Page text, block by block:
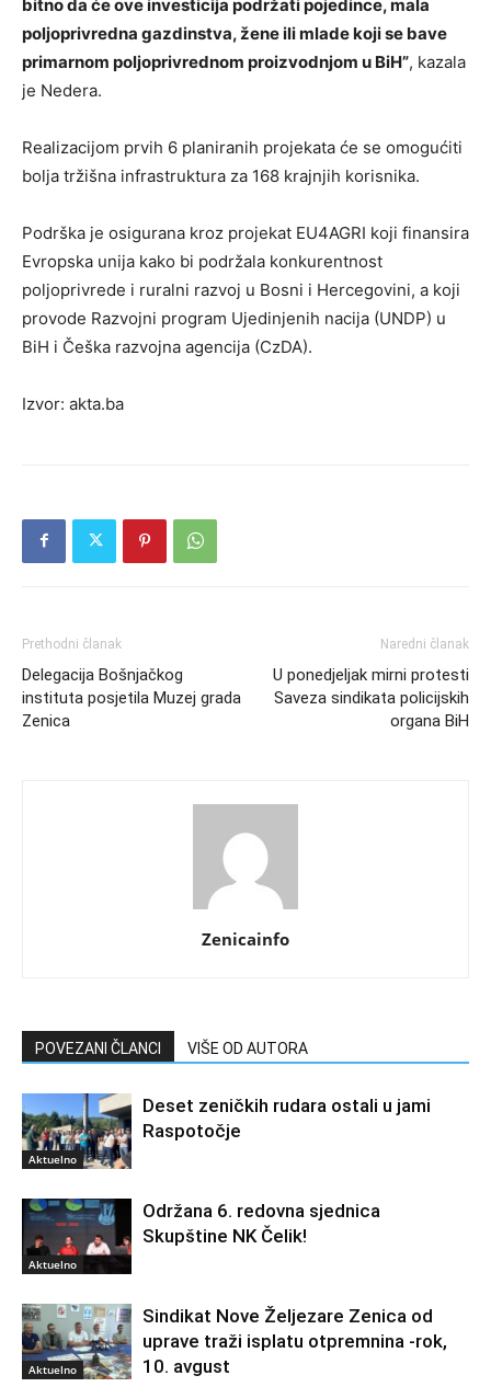
bitno da će ove investicija podržati pojedince, mala
poljoprivredna gazdinstva, žene ili mlade koji se bave
primarnom poljoprivrednom proizvodnjom u BiH”, kazala
je Nedera.
Realizacijom prvih 6 planiranih projekata će se omogućiti
bolja tržišna infrastruktura za 168 krajnjih korisnika.
Podrška je osigurana kroz projekat EU4AGRI koji finansira
Evropska unija kako bi podržala konkurentnost
poljoprivrede i ruralni razvoj u Bosni i Hercegovini, a koji
provode Razvojni program Ujedinjenih nacija (UNDP) u
BiH i Češka razvojna agencija (CzDA).
Izvor: akta.ba
Prethodni članak
Delegacija Bošnjačkog
instituta posjetila Muzej grada
Zenica
Naredni članak
U ponedjeljak mirni protesti
Saveza sindikata policijskih
organa BiH
Zenicainfo
POVEZANI ČLANCI VIŠE OD AUTORA
Aktuelno
Deset zeničkih rudara ostali u jami
Raspotočje
Aktuelno
Održana 6. redovna sjednica
Skupštine NK Čelik!
Aktuelno
Sindikat Nove Željezare Zenica od
uprave traži isplatu otpremnina -rok,
10. avgust